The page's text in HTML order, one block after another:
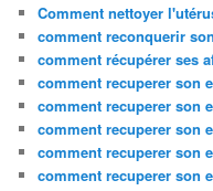
Comment nettoyer
comment reconquerir
comment récupérer ses
comment recuperer son
comment recuperer son
comment recuperer son
comment recuperer son
comment recuperer son